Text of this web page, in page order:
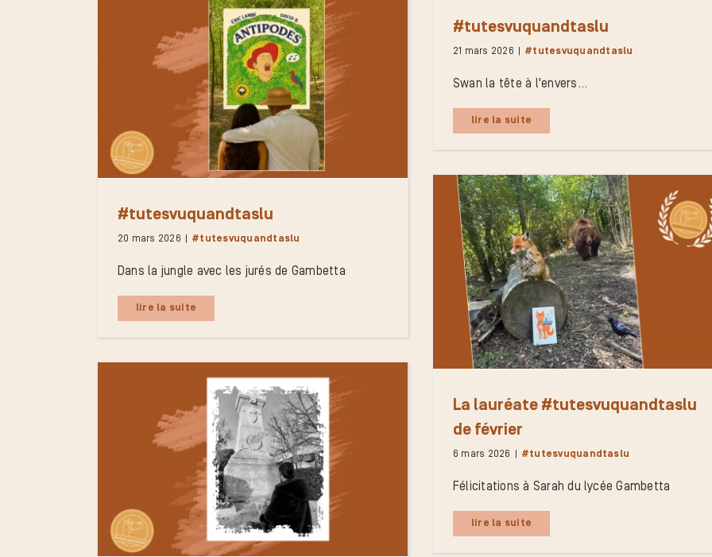
#tutesvuquandtaslu
21 mars 2026 #tutesvuquandtaslu
Swan la tête à l'envers...
lire la suite
#tutesvuquandtaslu
20 mars 2026 #tutesvuquandtaslu
Dans la jungle avec les jurés de Gambetta
lire la suite
La lauréate #tutesvuquandtaslu
de février
6 mars 2026 #tutesvuquandtaslu
Félicitations à Sarah du lycée Gambetta
lire la suite